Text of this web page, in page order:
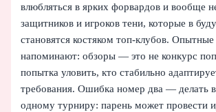
влюбляться в ярких форвардов и вообще
защитников и игроков тени, которые в
становятся костяком топ-клубов.
напоминают: обзоры — это не конкурс
попытка уловить, кто стабильно
требования. Ошибка номер два — делать
одному турниру: парень может провести